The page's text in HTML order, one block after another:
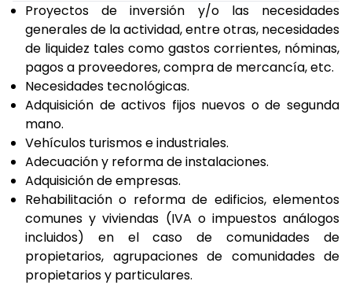
Proyectos de inversión y/o las necesidades
generales de la actividad, entre otras, necesidades
de liquidez tales como gastos corrientes, nóminas,
pagos a proveedores, compra de mercancía, etc.
Necesidades tecnológicas.
Adquisición de activos fijos nuevos o de segunda
mano.
Vehículos turismos e industriales.
Adecuación y reforma de instalaciones.
Adquisición de empresas.
Rehabilitación o reforma de edificios, elementos
comunes y viviendas (IVA o impuestos análogos
incluidos) en el caso de comunidades de
propietarios, agrupaciones de comunidades de
propietarios y particulares.